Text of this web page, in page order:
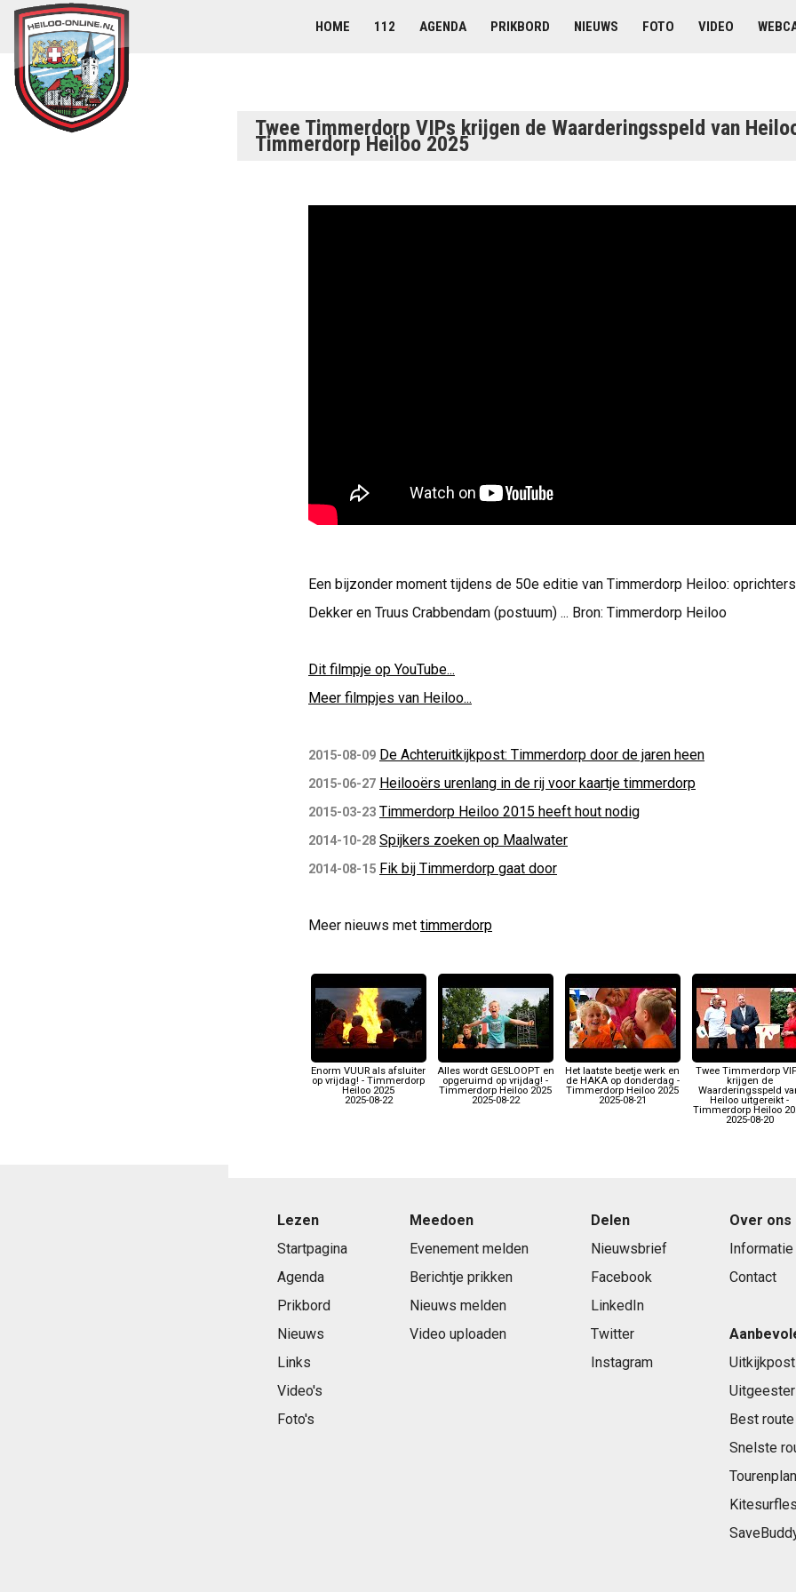
HOME 112 AGENDA PRIKBORD NIEUWS FOTO VIDEO
Twee Timmerdorp VIPs krijgen de Waarderingsspeld van
Timmerdorp Heiloo 2025
Een bijzonder moment tijdens de 50e editie van Timmerdorp Heiloo:
Dekker en Truus Crabbendam (postuum) ... Bron: Timmerdorp Heiloo
Dit filmpje op YouTube...
Meer filmpjes van Heiloo...
2015-08-09 De Achteruitkijkpost: Timmerdorp door de jaren heen
2015-06-27 Heilooërs urenlang in de rij voor kaartje timmerdorp
2015-03-23 Timmerdorp Heiloo 2015 heeft hout nodig
2014-10-28 Spijkers zoeken op Maalwater
2014-08-15 Fik bij Timmerdorp gaat door
Meer nieuws met timmerdorp
Enorm VUUR als afsluiter
op vrijdag! - Timmerdorp
Heiloo 2025
2025-08-22
Alles wordt GESLOOPT en
opgeruimd op vrijdag! -
Timmerdorp Heiloo 2025
2025-08-22
Het laatste beetje werk en
de HAKA op donderdag -
Timmerdorp Heiloo 2025
2025-08-21
Twee Timmerdorp
krijgen de
Waarderingsspeld
Heiloo uitgereikt -
Timmerdorp Heiloo
2025-08-20
Lezen
Startpagina
Agenda
Prikbord
Nieuws
Links
Video's
Foto's
Meedoen
Evenement melden
Berichtje prikken
Nieuws melden
Video uploaden
Delen
Nieuwsbrief
Facebook
LinkedIn
Twitter
Instagram
Over ons
Informatie
Contact
Uitkijkpost
Uitgeester
Best
Snelste
Kitesurfles